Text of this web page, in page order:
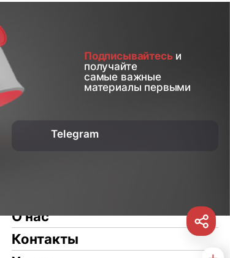
Подписывайтесьи
получайте
самые важные
материалы первыми
Telegram
О нас
Контакты